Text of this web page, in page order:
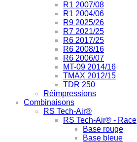
R1 2007/08
R1 2004/06
R9 2025/26
R7 2021/25
R6 2017/25
R6 2008/16
R6 2006/07
MT-09 2014/16
TMAX 2012/15
TDR 250
Réimpressions
Combinaisons
RS Tech-Air®
RS Tech-Air® - Race
Base rouge
Base bleue